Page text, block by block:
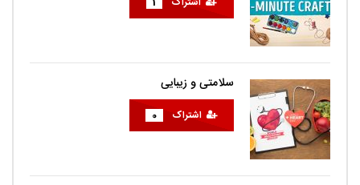
سلامتی و زیبایی
اشتراک 0